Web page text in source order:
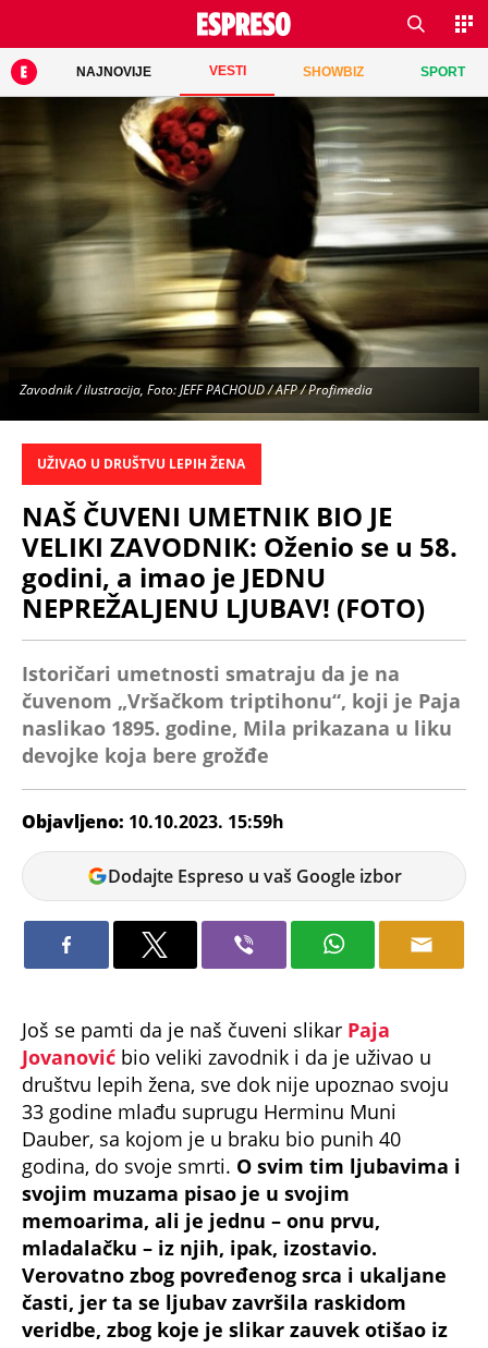
NAJNOVIJE VESTI SHOWBIZ SPORT
Zavodnik / ilustracija, Foto: JEFF PACHOUD / AFP / Profimedia
UŽIVAO U DRUŠTVU LEPIH ŽENA
NAŠ ČUVENI UMETNIK BIO JE
VELIKI ZAVODNIK: Oženio se u 58.
godini, a imao je JEDNU
NEPREŽALJENU LJUBAV! (FOTO)
Istoričari umetnosti smatraju da je na
čuvenom „Vršačkom triptihonu“, koji je Paja
naslikao 1895. godine, Mila prikazana u liku
devojke koja bere grožđe
Objavljeno: 10.10.2023. 15:59h
Marina
Letic
Dodajte Espreso u vaš Google izbor
Jovanovićbio veliki zavodnik i da je uživao u
društvu lepih žena, sve dok nije upoznao svoju
33 godine mlađu suprugu Herminu Muni
Dauber, sa kojom je u braku bio punih 40
godina, do svoje smrti.O svim tim ljubavima i
svojim muzama pisao je u svojim
memoarima, ali je jednu – onu prvu,
mladalačku – iz njih, ipak, izostavio.
Verovatno zbog povređenog srca i ukaljane
časti, jer ta se ljubav završila raskidom
veridbe, zbog koje je slikar zauvek otišao iz
svog rodnog Vršca.